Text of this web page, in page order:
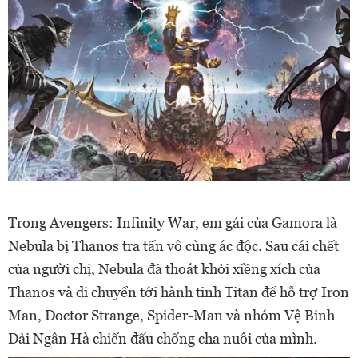
Trong Avengers: Infinity War, em gái của Gamora là
Nebula bị Thanos tra tấn vô cùng ác độc. Sau cái chết
của người chị, Nebula đã thoát khỏi xiềng xích của
Thanos và di chuyển tới hành tinh Titan để hỗ trợ Iron
Man, Doctor Strange, Spider-Man và nhóm Vệ Binh
Dải Ngân Hà chiến đấu chống cha nuôi của mình.